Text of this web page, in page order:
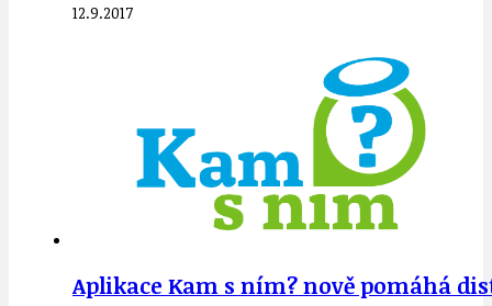
12.9.2017
Aplikace Kam s ním? nově pomáhá